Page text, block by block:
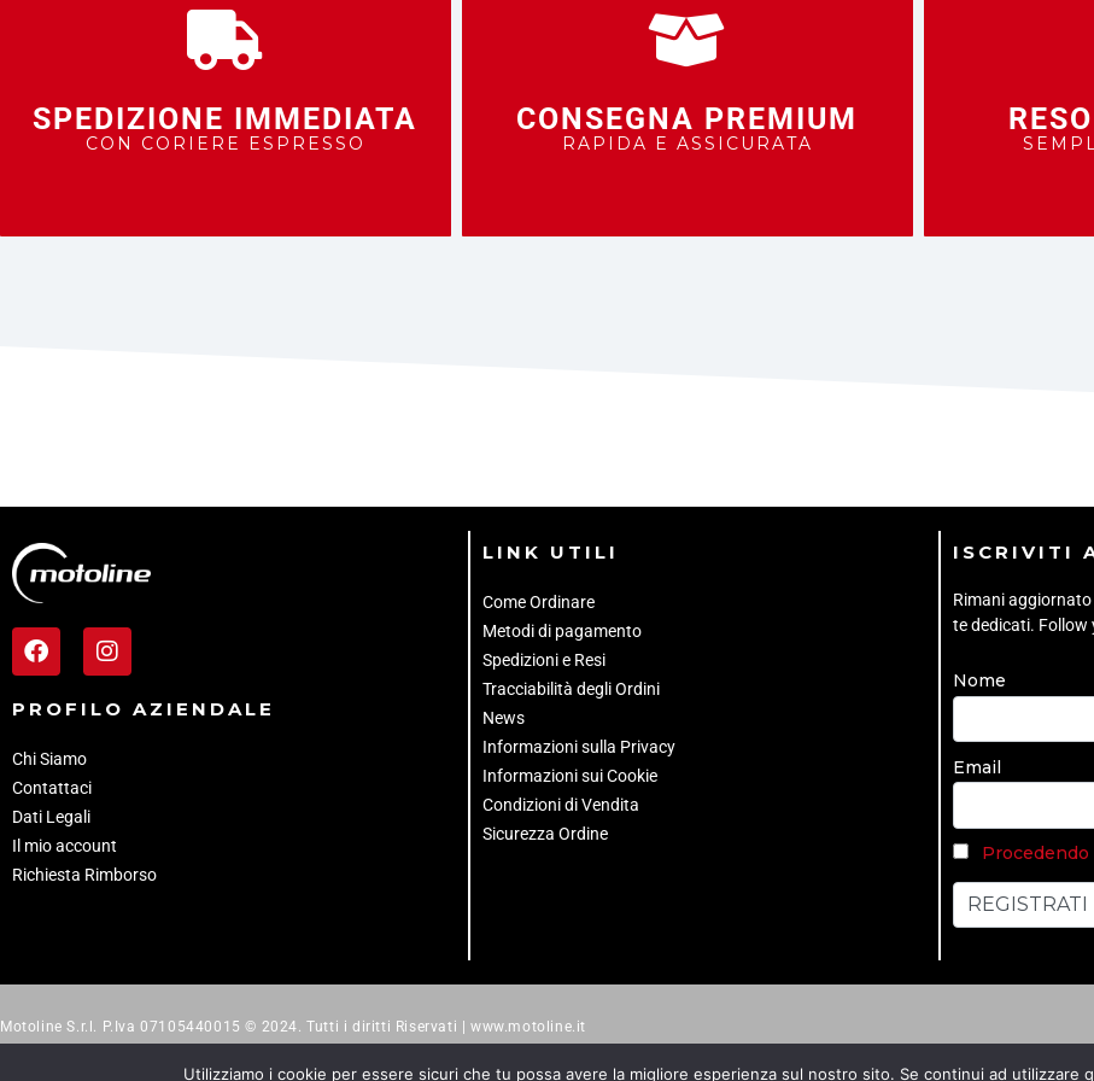
SPEDIZIONE IMMEDIATA
CON CORIERE ESPRESSO
CONSEGNA PREMIUM
RAPIDA E ASSICURATA
PROFILO AZIENDALE
Chi Siamo
Contattaci
Dati Legali
Il mio account
Richiesta Rimborso
LINK UTILI
Come Ordinare
Metodi di pagamento
Spedizioni e Resi
Tracciabilità degli Ordini
News
Informazioni sulla Privacy
Informazioni sui Cookie
Condizioni di Vendita
Sicurezza Ordine
ISCRIVITI
Rimani
te dedicati. Follow
Nome
Email
Motoline S.r.l. P.Iva 07105440015 © 2024. Tutti i diritti Riservati | www.motoline.it
Utilizziamo i cookie per essere sicuri che tu possa avere la migliore esperienza sul nostro sito. Se continui ad utilizzare